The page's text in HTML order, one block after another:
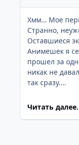
Хмм… Мое
Странно,
Оставшиеся
Анимешек я
прошел за
никак не
так сразу.
два обзора
Wren на него
Читать